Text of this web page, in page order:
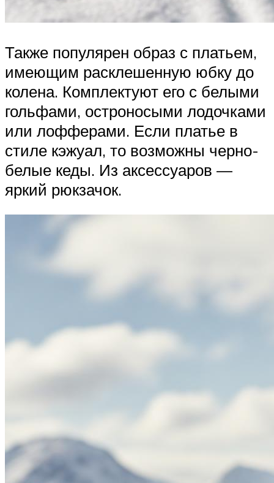
Также популярен образ с платьем,
имеющим расклешенную юбку до
колена. Комплектуют его с белыми
гольфами, остроносыми лодочками
или лофферами. Если платье в
стиле кэжуал, то возможны черно-
белые кеды. Из аксессуаров —
яркий рюкзачок.